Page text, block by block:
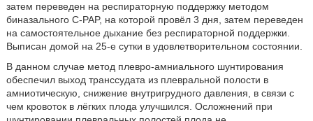
затем переведен на респираторную поддержку методом
биназального C-PAP, на которой провёл 3 дня, затем переведен
на самостоятельное дыхание без респираторной поддержки.
Выписан домой на 25-е сутки в удовлетворительном состоянии.
В данном случае метод плевро-амниального шунтирования
обеспечил выход транссудата из плевральной полости в
амниотическую, снижение внутригрудного давления, в связи с
чем кровоток в лёгких плода улучшился. Осложнений при